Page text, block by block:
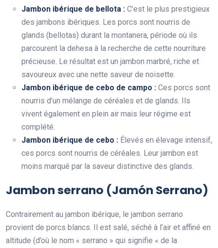
Jambon ibérique de bellota : C’est le plus prestigieux
des jambons ibériques. Les porcs sont nourris de
glands (bellotas) durant la montanera, période où ils
parcourent la dehesa à la recherche de cette nourriture
précieuse. Le résultat est un jambon marbré, riche et
savoureux avec une nette saveur de noisette.
Jambon ibérique de cebo de campo : Ces porcs sont
nourris d’un mélange de céréales et de glands. Ils
vivent également en plein air mais leur régime est
complété.
Jambon ibérique de cebo : Élevés en élevage intensif,
ces porcs sont nourris de céréales. Leur jambon est
moins marqué par la saveur distinctive des glands.
Jambon serrano (Jamón Serrano)
Contrairement au jambon ibérique, le jambon serrano
provient de porcs blancs. Il est salé, séché à l’air et affiné en
altitude (d’où le nom « serrano » qui signifie « de la